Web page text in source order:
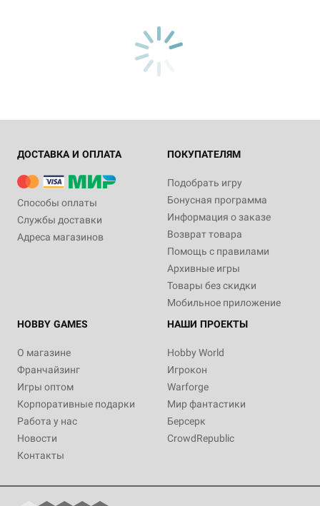
ДОСТАВКА И ОПЛАТА
Способы оплаты
Службы доставки
Адреса магазинов
ПОКУПАТЕЛЯМ
Подобрать игру
Бонусная программа
Информация о заказе
Возврат товара
Помощь с правилами
Архивные игры
Товары без скидки
Мобильное приложение
HOBBY GAMES
О магазине
Франчайзинг
Игры оптом
Корпоративные подарки
Работа у нас
Новости
Контакты
НАШИ ПРОЕКТЫ
Hobby World
Игрокон
Warforge
Мир фантастики
Берсерк
CrowdRepublic